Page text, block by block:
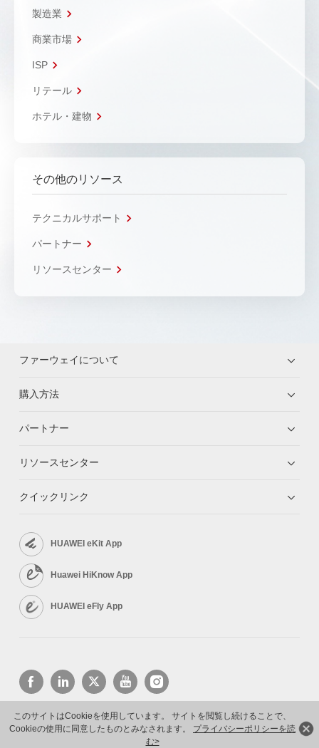
このサイトはCookieを使用しています。 サイトを閲覧し続けることで、
Cookieの使用に同意したものとみなされます。 プライバシーポリシーを読
む>
製造業
商業市場
ISP
リテール
ホテル・建物
その他のリソース
テクニカルサポート
パートナー
リソースセンター
ファーウェイについて
購入方法
パートナー
リソースセンター
クイックリンク
HUAWEI eKit App
Huawei HiKnow App
HUAWEI eFly App
Copyright © 2026 Huawei Technologies Co., Ltd. All rights reserved.
プライバシーポリシー